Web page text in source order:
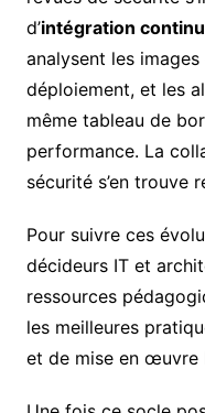
d’intégration
analysent les
déploiement, et les
même tableau de
performance. La
sécurité s’en trouve
Pour suivre ces
décideurs IT et
ressources
les meilleures
et de mise en œuvre